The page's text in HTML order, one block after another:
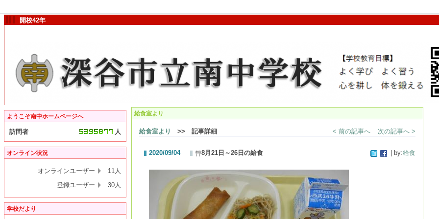
開校42年
ようこそ南中ホームページへ
訪問者 人
オンライン状況
オンラインユーザー
11人
登録ユーザー
30人
学校だより
給食室より
給食室より >> 記事詳細 < 前の記事へ 次の記事へ >
2020/09/04 8月21日～26日の給食 | by:給食